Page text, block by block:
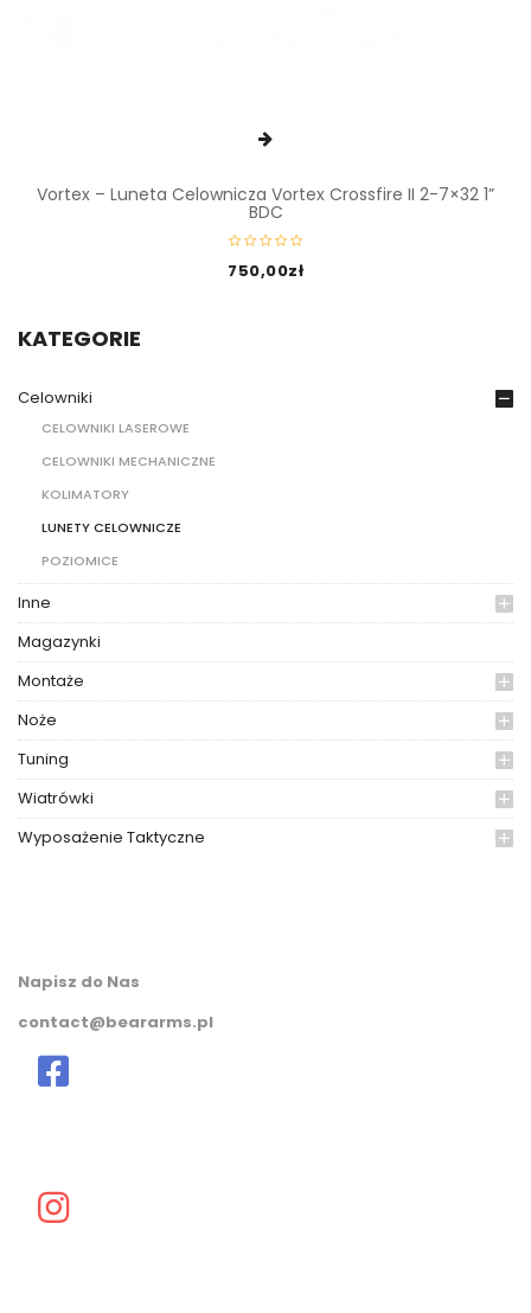
KATEGORIE
Celowniki
CELOWNIKI LASEROWE
CELOWNIKI MECHANICZNE
KOLIMATORY
LUNETY CELOWNICZE
POZIOMICE
Inne
Magazynki
Montaże
Noże
Tuning
Wiatrówki
Wyposażenie Taktyczne
Vortex – Luneta Celownicza Vortex Crossfire II 2-7×32 1”
BDC
750,00zł
Napisz do Nas
contact@beararms.pl